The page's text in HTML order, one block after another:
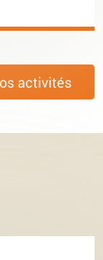
activités